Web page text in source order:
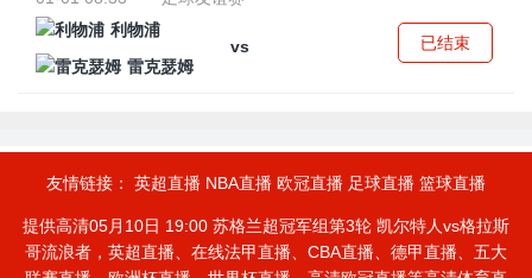
利物浦
vs
雷克瑟姆
已结束
友情链接： 英超直播 NBA直播 欧冠直播 足球直播 篮球直播
提供高清05月10日 19:00 苏格兰超冠军组第3轮 凯尔特人vs格拉斯
哥流浪者，英超直播、在线法甲直播、CBA直播、德甲直播、五大